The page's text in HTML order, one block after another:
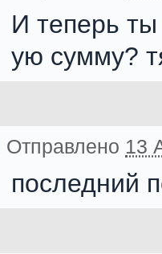
И теперь
ую сумму?
Отправлено 13
последний